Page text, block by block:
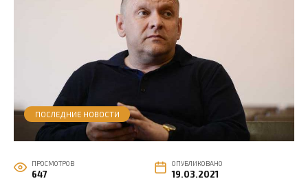
ПОСЛЕДНИЕ НОВОСТИ
ПРОСМОТРОВ
647
ОПУБЛИКОВАНО
19.03.2021